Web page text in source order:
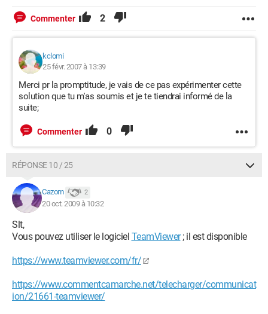
Commenter 2
kclomi
25 févr. 2007 à 13:39
Merci pr la promptitude, je vais de ce pas expérimenter cette
solution que tu m'as soumis et je te tiendrai informé de la
suite;
Commenter 0
RÉPONSE 10 / 25
Cazom 2
20 oct. 2009 à 10:32
Slt,
Vous pouvez utiliser le logiciel TeamViewer; il est disponible
https://www.teamviewer.com/fr/
https://www.commentcamarche.net/telecharger/communicat
ion/21661-teamviewer/